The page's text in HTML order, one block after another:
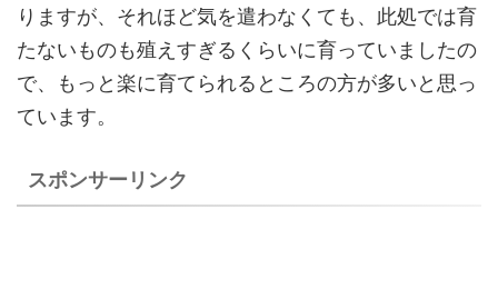
りますが、それほど気を遣わなくても、此処では育
たないものも殖えすぎるくらいに育っていましたの
で、もっと楽に育てられるところの方が多いと思っ
ています。
スポンサーリンク